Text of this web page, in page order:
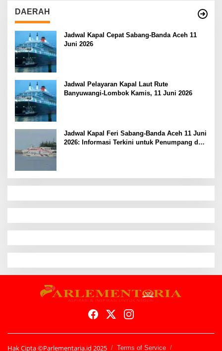
DAERAH
Jadwal Kapal Cepat Sabang-Banda Aceh 11
Juni 2026
Jadwal Pelayaran Kapal Laut Rute
Banyuwangi-Lombok Kamis, 11 Juni 2026
Jadwal Kapal Feri Sabang-Banda Aceh 11 Juni
2026: Informasi Terkini untuk Penumpang dan
Hak Cipta ©Parlementaria.id 2025 Terms of Service